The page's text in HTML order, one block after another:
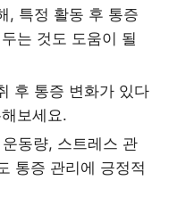
, 특정 활동 후 통증
는 것도 도움이 될
후 통증 변화가 있다
보세요.
동량, 스트레스 관
통증 관리에 긍정적